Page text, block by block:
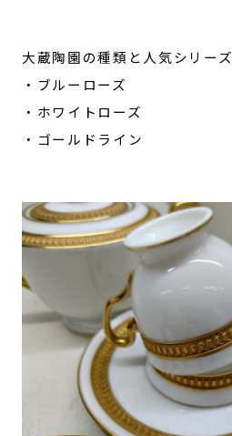
大蔵陶園の種類と人気シリーズ
・ブルーローズ
・ホワイトローズ
・ゴールドライン